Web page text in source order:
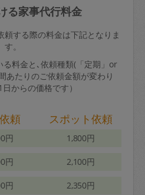
る家事代行料金
頼する際の料金は下記となりま
す。
る料金と､依頼種類(「定期」or
あたりのご依頼金額が変わり
からの価格です）
頼 スポット依頼
円 1,800円
円 2,100円
円 2,350円